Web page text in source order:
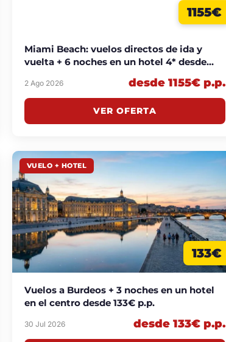
1155€
Miami Beach: vuelos directos de ida y
vuelta + 6 noches en un hotel 4* desde
2 Ago 2026 desde 1155€ p.p.
VER OFERTA
VUELO + HOTEL
133€
Vuelos a Burdeos + 3 noches en un hotel
en el centro desde 133€ p.p.
30 Jul 2026 desde 133€ p.p.